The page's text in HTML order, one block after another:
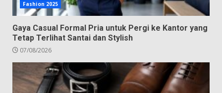
Fashion 2025
Gaya Casual Formal Pria untuk Pergi ke Kantor yang
Tetap Terlihat Santai dan Stylish
07/08/2026